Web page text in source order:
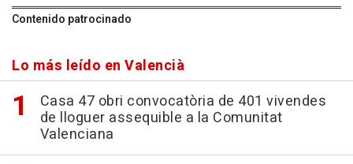
Contenido patrocinado
Lo más leído en Valencià
Casa 47 obri convocatòria de 401 vivendes
de lloguer assequible a la Comunitat
Valenciana